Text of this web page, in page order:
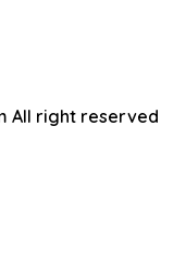
All right reserved